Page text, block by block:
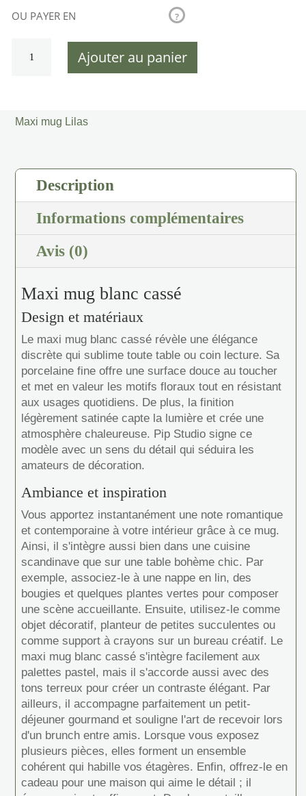
OU PAYER EN ?
Ajouter au panier
Maxi mug Lilas
Description
Informations complémentaires
Avis (0)
Maxi mug blanc cassé
Design et matériaux
Le maxi mug blanc cassé révèle une élégance
discrète qui sublime toute table ou coin lecture. Sa
porcelaine fine offre une surface douce au toucher
et met en valeur les motifs floraux tout en résistant
aux usages quotidiens. De plus, la finition
légèrement satinée capte la lumière et crée une
atmosphère chaleureuse. Pip Studio signe ce
modèle avec un sens du détail qui séduira les
amateurs de décoration.
Ambiance et inspiration
Vous apportez instantanément une note romantique
et contemporaine à votre intérieur grâce à ce mug.
Ainsi, il s'intègre aussi bien dans une cuisine
scandinave que sur une table bohème chic. Par
exemple, associez-le à une nappe en lin, des
bougies et quelques plantes vertes pour composer
une scène accueillante. Ensuite, utilisez-le comme
objet décoratif, planteur de petites succulentes ou
comme support à crayons sur un bureau créatif. Le
maxi mug blanc cassé s'intègre facilement aux
palettes pastel, mais il s'accorde aussi avec des
tons terreux pour créer un contraste élégant. Par
ailleurs, il accompagne parfaitement un petit-
déjeuner gourmand et souligne l'art de recevoir lors
d'un brunch entre amis. Lorsque vous exposez
plusieurs pièces, elles forment un ensemble
cohérent qui habille vos étagères. Enfin, offrez-le en
cadeau pour une maison qui aime le détail ; il